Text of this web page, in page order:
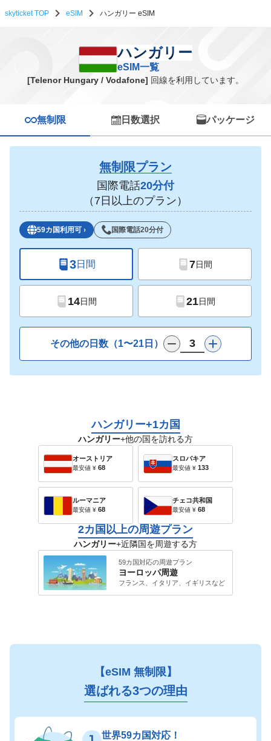
skyticket TOP eSIM ハンガリー eSIM
ハンガリー eSIM一覧 ハンガリー
eSIM一覧
[Telenor Hungary / Vodafone] 回線を利用しています。
無制限 日数選択 パッケージ
無制限プラン
国際電話20分付
（7日以上のプラン）
59カ国利用可 › 国際電話20分付
3日間 7日間
14日間 21日間
その他の日数（1〜21日）
ハンガリー+1カ国
ハンガリー+他の国を訪れる方
オーストリア
最安値 ¥ 68
スロバキア
最安値 ¥ 133
ルーマニア
最安値 ¥ 68
チェコ共和国
最安値 ¥ 68
2カ国以上の周遊プラン
ハンガリー+近隣国を周遊する方
59カ国対応の周遊プラン
ヨーロッパ周遊
フランス、イタリア、イギリスなど
【eSIM 無制限】
選ばれる3つの理由
世界59カ国対応！